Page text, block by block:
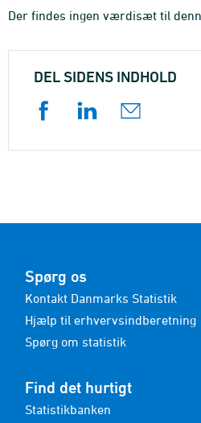
Der findes ingen værdisæt til
DEL SIDENS INDHOLD
Spørg os
Kontakt Danmarks Statistik
Hjælp til erhvervsindberetning
Spørg om statistik
Find det hurtigt
Statistikbanken